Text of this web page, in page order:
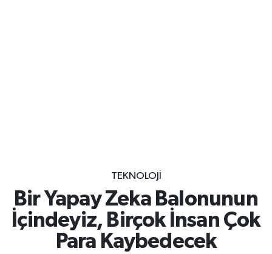
TEKNOLOJI
Bir Yapay Zeka Balonunun
İçindeyiz, Birçok İnsan Çok
Para Kaybedecek